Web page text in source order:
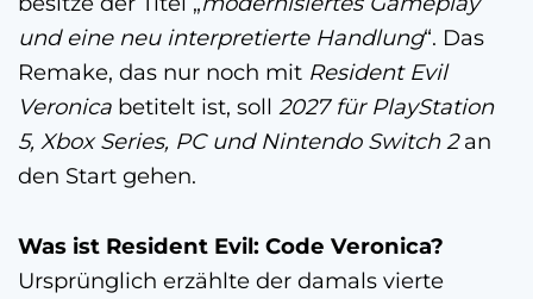
und eine neu interpretierte Handlung“. Das
Remake, das nur noch mit Resident Evil
Veronica betitelt ist, soll 2027 für PlayStation
5, Xbox Series, PC und Nintendo Switch 2an
den Start gehen.
Was ist Resident Evil: Code Veronica?
Ursprünglich erzählte der damals vierte